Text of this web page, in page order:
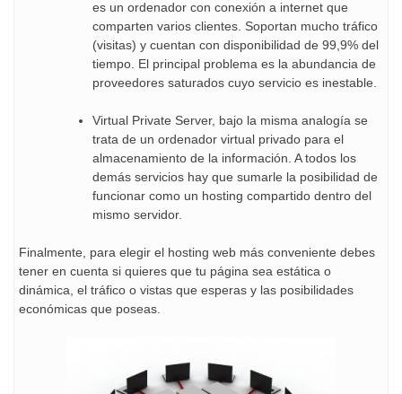
es un ordenador con conexión a internet que
comparten varios clientes. Soportan mucho tráfico
(visitas) y cuentan con disponibilidad de 99,9% del
tiempo. El principal problema es la abundancia de
proveedores saturados cuyo servicio es inestable.
Virtual Private Server, bajo la misma analogía se
trata de un ordenador virtual privado para el
almacenamiento de la información. A todos los
demás servicios hay que sumarle la posibilidad de
funcionar como un hosting compartido dentro del
mismo servidor.
Finalmente, para elegir el hosting web más conveniente debes
tener en cuenta si quieres que tu página sea estática o
dinámica, el tráfico o vistas que esperas y las posibilidades
económicas que poseas.